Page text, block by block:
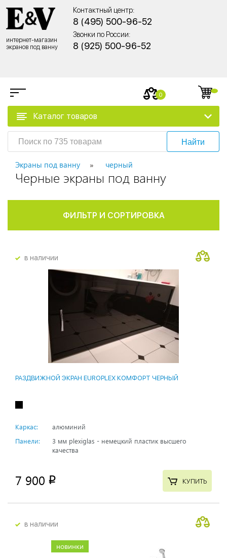
интернет-магазин
экранов под ванну
Контактный центр:
8 (495) 500-96-52
Звонки по России:
8 (925) 500-96-52
0
Каталог товаров
Найти
Экраны под ванну черный
Черные экраны под ванну
ФИЛЬТР И СОРТИРОВКА
в наличии
РАЗДВИЖНОЙ ЭКРАН EUROPLEX КОМФОРТ ЧЕРНЫЙ
Каркас:
алюминий
Панели:
3 мм plexiglas - немецкий пластик высшего
качества
7 900 p КУПИТЬ
в наличии
новинки